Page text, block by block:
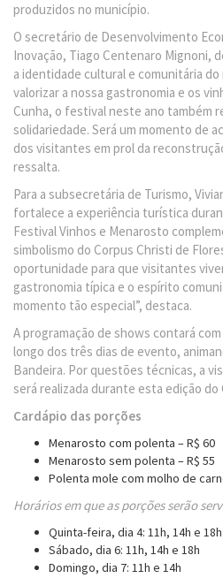
produzidos no município.
O secretário de Desenvolvimento
Inovação, Tiago Centenaro Mignoni,
a identidade cultural e comunitária do
valorizar a nossa gastronomia e os
Cunha, o festival neste ano também
solidariedade. Será um momento de
dos visitantes em prol da
ressalta.
Para a subsecretária de Turismo,
fortalece a experiência turística
Festival Vinhos e Menarosto
simbolismo do Corpus Christi de
oportunidade para que visitantes
gastronomia típica e o espírito
momento tão especial”, destaca.
A programação de shows contará
longo dos três dias de evento,
Bandeira. Por questões técnicas, a
será realizada durante esta edição do
Cardápio das porções
Menarosto com polenta – R$ 60
Menarosto sem polenta – R$ 55
Polenta mole com molho de
Horários em que as porções serão
Quinta-feira, dia 4: 11h, 14h e 18h
Sábado, dia 6: 11h, 14h e 18h
Domingo, dia 7: 11h e 14h